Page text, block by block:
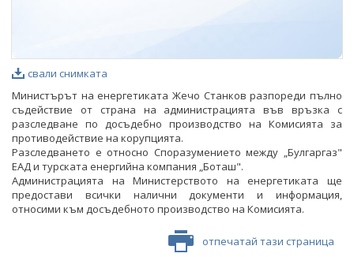
свали снимката
Министърът на енергетиката Жечо Станков разпореди пълно
съдействие от страна на администрацията във връзка с
разследване по досъдебно производство на Комисията за
противодействие на корупцията.
Разследването е относно Споразумението между „Булгаргаз"
ЕАД и турската енергийна компания „Боташ".
Администрацията на Министерството на енергетиката ще
предостави всички налични документи и информация,
относими към досъдебното производство на Комисията.
отпечатай тази страница